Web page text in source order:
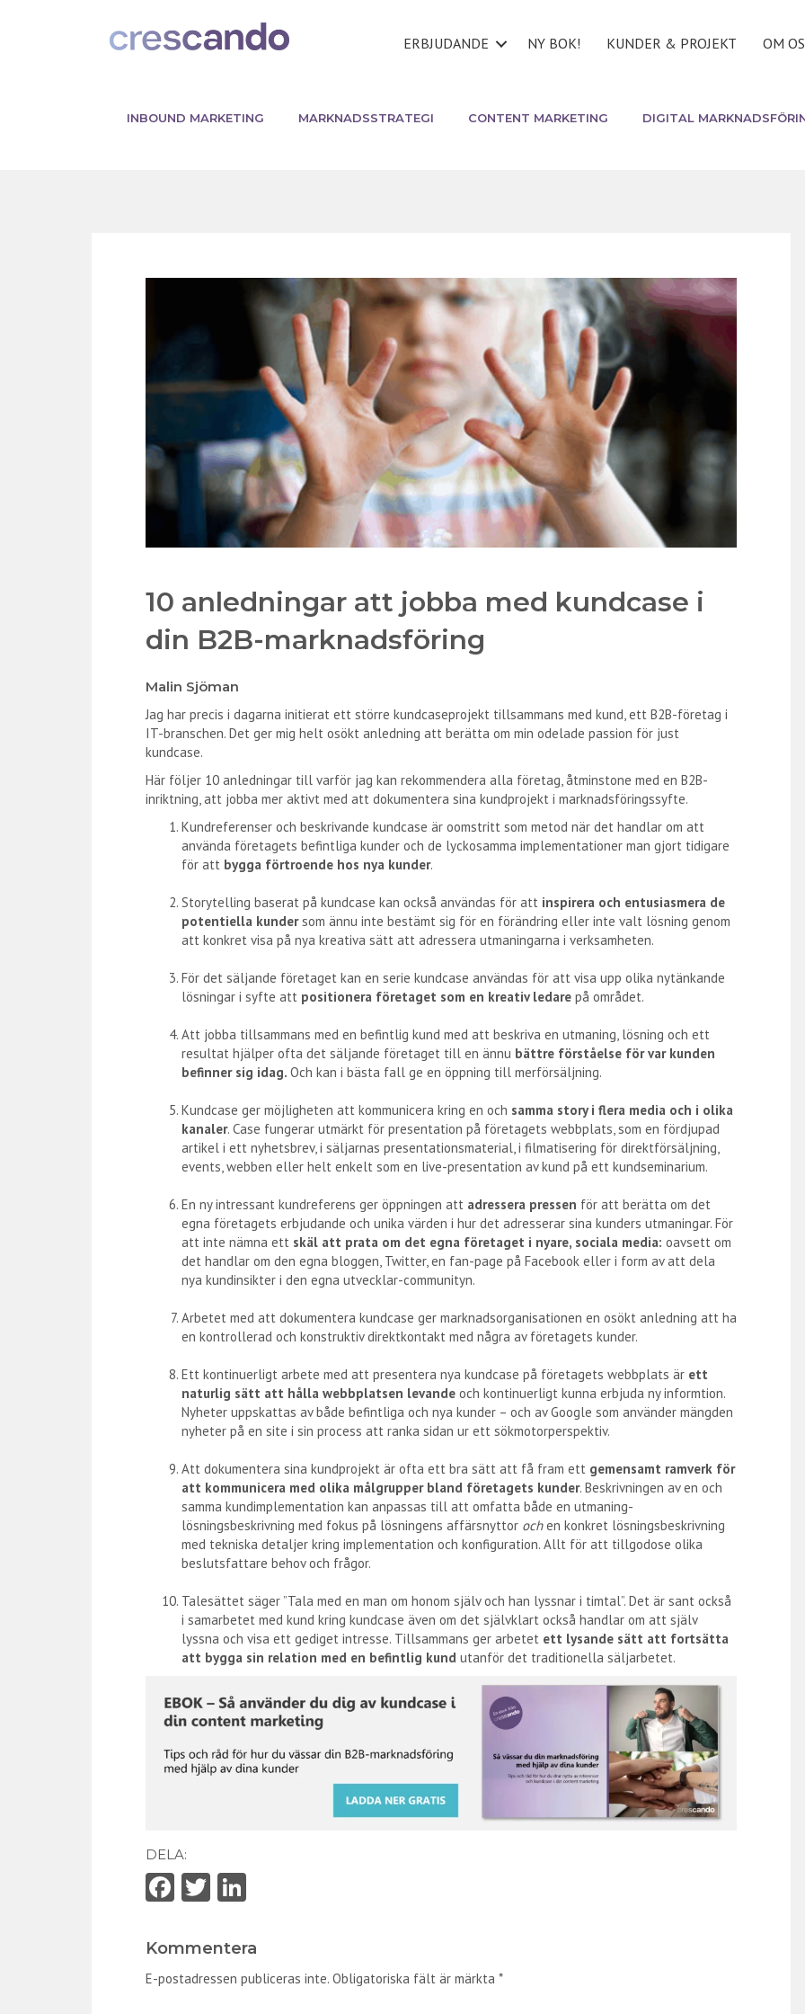
ERBJUDANDE NY BOK! KUNDER & PROJEKT OM
INBOUND MARKETING MARKNADSSTRATEGI CONTENT MARKETING DIGITAL
10 anledningar att jobba med kundcase i
din B2B-marknadsföring
Malin Sjöman
Jag har precis i dagarna initierat ett större kundcaseprojekt tillsammans med kund, ett B2B-företag i
IT-branschen. Det ger mig helt osökt anledning att berätta om min odelade passion för just
kundcase.
Här följer 10 anledningar till varför jag kan rekommendera alla företag, åtminstone med en B2B-
inriktning, att jobba mer aktivt med att dokumentera sina kundprojekt i marknadsföringssyfte.
Kundreferenser och beskrivande kundcase är oomstritt som metod när det handlar om att
använda företagets befintliga kunder och de lyckosamma implementationer man gjort tidigare
för att bygga förtroende hos nya kunder.
Storytelling baserat på kundcase kan också användas för att inspirera och entusiasmera de
potentiella kundersom ännu inte bestämt sig för en förändring eller inte valt lösning genom
att konkret visa på nya kreativa sätt att adressera utmaningarna i verksamheten.
För det säljande företaget kan en serie kundcase användas för att visa upp olika nytänkande
lösningar i syfte att positionera företaget som en kreativ ledare på området.
Att jobba tillsammans med en befintlig kund med att beskriva en utmaning, lösning och ett
resultat hjälper ofta det säljande företaget till en ännu bättre förståelse för var kunden
befinner sig idag. Och kan i bästa fall ge en öppning till merförsäljning.
Kundcase ger möjligheten att kommunicera kring en och samma story i flera media och i olika
kanaler. Case fungerar utmärkt för presentation på företagets webbplats, som en fördjupad
artikel i ett nyhetsbrev, i säljarnas presentationsmaterial, i filmatisering för direktförsäljning,
events, webben eller helt enkelt som en live-presentation av kund på ett kundseminarium.
En ny intressant kundreferens ger öppningen att adressera pressen för att berätta om det
egna företagets erbjudande och unika värden i hur det adresserar sina kunders utmaningar. För
att inte nämna ett skäl att prata om det egna företaget i nyare, sociala media: oavsett om
det handlar om den egna bloggen, Twitter, en fan-page på Facebook eller i form av att dela
nya kundinsikter i den egna utvecklar-communityn.
Arbetet med att dokumentera kundcase ger marknadsorganisationen en osökt anledning att ha
en kontrollerad och konstruktiv direktkontakt med några av företagets kunder.
Ett kontinuerligt arbete med att presentera nya kundcase på företagets webbplats är ett
naturlig sätt att hålla webbplatsen levande och kontinuerligt kunna erbjuda ny informtion.
Nyheter uppskattas av både befintliga och nya kunder – och av Google som använder mängden
nyheter på en site i sin process att ranka sidan ur ett sökmotorperspektiv.
Att dokumentera sina kundprojekt är ofta ett bra sätt att få fram ett gemensamt ramverk för
att kommunicera med olika målgrupper bland företagets kunder. Beskrivningen av en och
samma kundimplementation kan anpassas till att omfatta både en utmaning-
lösningsbeskrivning med fokus på lösningens affärsnyttor ochen konkret lösningsbeskrivning
med tekniska detaljer kring implementation och konfiguration. Allt för att tillgodose olika
beslutsfattare behov och frågor.
Talesättet säger ”Tala med en man om honom själv och han lyssnar i timtal”. Det är sant också
i samarbetet med kund kring kundcase även om det självklart också handlar om att själv
lyssna och visa ett gediget intresse. Tillsammans ger arbetet ett lysande sätt att fortsätta
att bygga sin relation med en befintlig kund utanför det traditionella säljarbetet.
DELA:
Fa
b
o
T
itt
er
e
dI
Kommentera
E-postadressen publiceras inte. Obligatoriska fält är märkta *